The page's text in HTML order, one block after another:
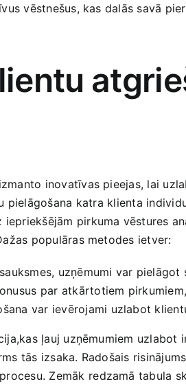
vēstnešus, kas dalās savā
inovatīvas pieejas, lai
katra ​klienta
pirkuma vēstures
‍populāras metodes ietver:
uzņēmumi var
par⁤ atkārtotiem
var ievērojami uzlabot
ļauj uzņēmumiem​
tās izsaka. Radošais
Zemāk⁤ redzamā tabula⁣